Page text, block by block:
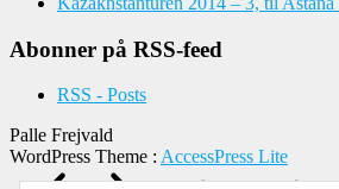
Abonner på RSS-feed
RSS - Posts
Palle Frejvald
WordPress Theme : AccessPress Lite